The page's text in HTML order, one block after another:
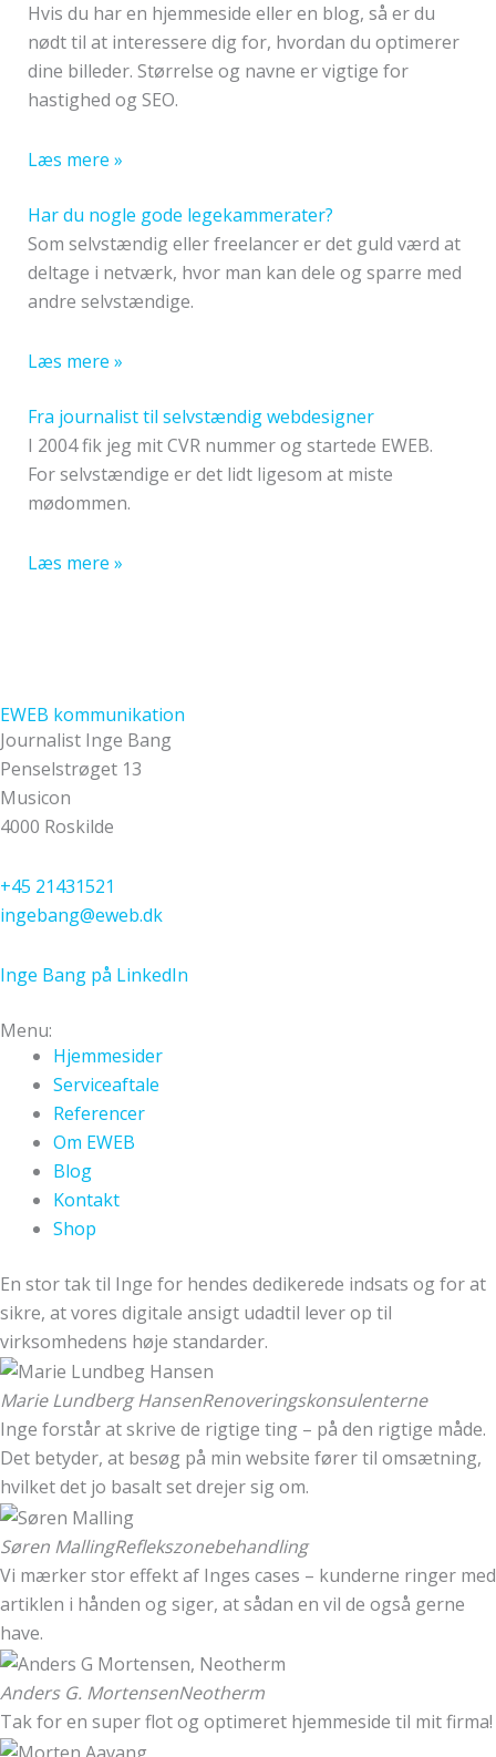
Hvis du har en hjemmeside eller en blog, så er du
nødt til at interessere dig for, hvordan du optimerer
dine billeder. Størrelse og navne er vigtige for
hastighed og SEO.
Læs mere »
Har du nogle gode legekammerater?
Som selvstændig eller freelancer er det guld værd at
deltage i netværk, hvor man kan dele og sparre med
andre selvstændige.
Læs mere »
Fra journalist til selvstændig webdesigner
I 2004 fik jeg mit CVR nummer og startede EWEB.
For selvstændige er det lidt ligesom at miste
mødommen.
Læs mere »
EWEB kommunikation
Journalist Inge Bang
Penselstrøget 13
Musicon
4000 Roskilde
+45 21431521
ingebang@eweb.dk
Inge Bang på LinkedIn
Menu:
Hjemmesider
Serviceaftale
Referencer
Om EWEB
Blog
Kontakt
Shop
En stor tak til Inge for hendes dedikerede indsats og for at
sikre, at vores digitale ansigt udadtil lever op til
virksomhedens høje standarder.
Marie Lundberg HansenRenoveringskonsulenterne
Inge forstår at skrive de rigtige ting – på den rigtige måde.
Det betyder, at besøg på min website fører til omsætning,
hvilket det jo basalt set drejer sig om.
Søren MallingReflekszonebehandling
Vi mærker stor effekt af Inges cases – kunderne ringer med
artiklen i hånden og siger, at sådan en vil de også gerne
have.
Anders G. MortensenNeotherm
Tak for en super flot og optimeret hjemmeside til mit firma!